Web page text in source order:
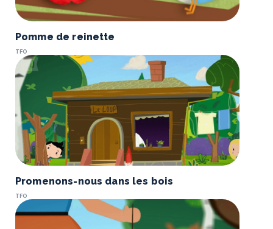
Pomme de reinette
TFO
Promenons-nous dans les bois
TFO